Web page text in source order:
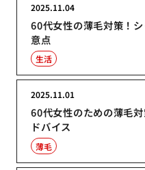
60代女性の薄毛対策！
意点
2025.11.04
生活
60代女性のための薄毛
ドバイス
2025.11.01
薄毛